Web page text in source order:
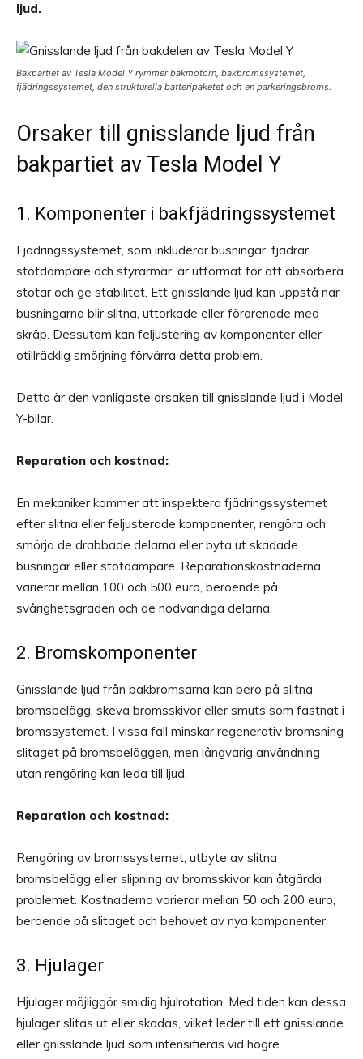
ljud.
Bakpartiet av Tesla Model Y rymmer bakmotorn, bakbromssystemet,
fjädringssystemet, den strukturella batteripaketet och en parkeringsbroms.
Orsaker till gnisslande ljud från
bakpartiet av Tesla Model Y
1. Komponenter i bakfjädringssystemet
Fjädringssystemet, som inkluderar busningar, fjädrar,
stötdämpare och styrarmar, är utformat för att absorbera
stötar och ge stabilitet. Ett gnisslande ljud kan uppstå när
busningarna blir slitna, uttorkade eller förorenade med
skräp. Dessutom kan feljustering av komponenter eller
otillräcklig smörjning förvärra detta problem.
Detta är den vanligaste orsaken till gnisslande ljud i Model
Y-bilar.
Reparation och kostnad:
En mekaniker kommer att inspektera fjädringssystemet
efter slitna eller feljusterade komponenter, rengöra och
smörja de drabbade delarna eller byta ut skadade
busningar eller stötdämpare. Reparationskostnaderna
varierar mellan 100 och 500 euro, beroende på
svårighetsgraden och de nödvändiga delarna.
2. Bromskomponenter
Gnisslande ljud från bakbromsarna kan bero på slitna
bromsbelägg, skeva bromsskivor eller smuts som fastnat i
bromssystemet. I vissa fall minskar regenerativ bromsning
slitaget på bromsbeläggen, men långvarig användning
utan rengöring kan leda till ljud.
Reparation och kostnad:
Rengöring av bromssystemet, utbyte av slitna
bromsbelägg eller slipning av bromsskivor kan åtgärda
problemet. Kostnaderna varierar mellan 50 och 200 euro,
beroende på slitaget och behovet av nya komponenter.
3. Hjulager
Hjulager möjliggör smidig hjulrotation. Med tiden kan dessa
hjulager slitas ut eller skadas, vilket leder till ett gnisslande
eller gnisslande ljud som intensifieras vid högre